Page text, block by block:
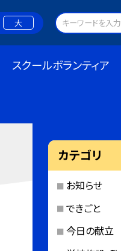
大
スクールボランティア
カテゴリ
お知らせ
できごと
今日の献立